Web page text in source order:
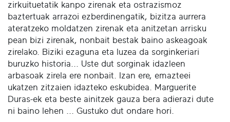
zirkuituetatik kanpo zirenak eta ostrazismoz
baztertuak arrazoi ezberdinengatik, bizitza aurrera
ateratzeko moldatzen zirenak eta anitzetan arrisku
pean bizi zirenak, nonbait bestak baino askeagoak
zirelako. Biziki ezaguna eta luzea da sorginkeriari
buruzko historia... Uste dut sorginak idazleen
arbasoak zirela ere nonbait. Izan ere, emazteei
ukatzen zitzaien idazteko eskubidea. Marguerite
Duras-ek eta beste ainitzek gauza bera adierazi dute
ni baino lehen ... Gustuko dut ondare hori.